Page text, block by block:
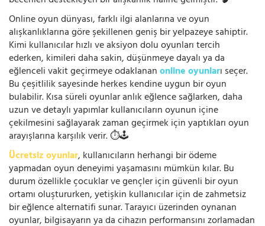
Online oyun dünyası, farklı ilgi alanlarına ve oyun
alışkanlıklarına göre şekillenen geniş bir yelpazeye sahiptir.
Kimi kullanıcılar hızlı ve aksiyon dolu oyunları tercih
ederken, kimileri daha sakin, düşünmeye dayalı ya da
eğlenceli vakit geçirmeye odaklananonline oyunları seçer.
Bu çeşitlilik sayesinde herkes kendine uygun bir oyun
bulabilir. Kısa süreli oyunlar anlık eğlence sağlarken, daha
uzun ve detaylı yapımlar kullanıcıların oyunun içine
çekilmesini sağlayarak zaman geçirmek için yaptıkları oyun
arayışlarına karşılık verir. ⏱️🕹️
Ücretsiz oyunlar, kullanıcıların herhangi bir ödeme
yapmadan oyun deneyimi yaşamasını mümkün kılar. Bu
durum özellikle çocuklar ve gençler için güvenli bir oyun
ortamı oluştururken, yetişkin kullanıcılar için de zahmetsiz
bir eğlence alternatifi sunar. Tarayıcı üzerinden oynanan
oyunlar, bilgisayarın ya da cihazın performansını zorlamadan